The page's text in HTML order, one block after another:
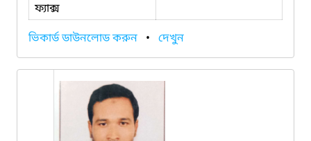
ফ্যাক্স
ভিকার্ড ডাউনলোড করুন • দেখুন